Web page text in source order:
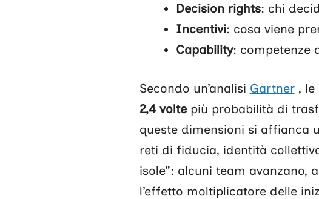
Decision rights: chi
Incentivi: cosa viene
Capability: competenze
Secondo un’analisi Gartner, le
2,4 voltepiù probabilità di
queste dimensioni si affianca
reti di fiducia, identità
isole”: alcuni team avanzano,
l’effetto moltiplicatore delle